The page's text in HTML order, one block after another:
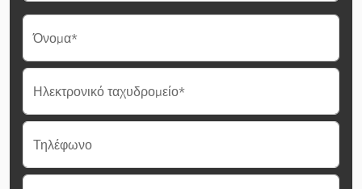
Όνομα*
Ηλεκτρονικό ταχυδρομείο*
Τηλέφωνο